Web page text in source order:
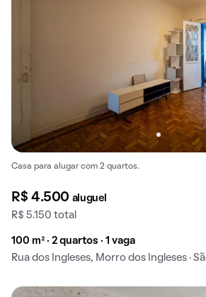
Casa para alugar com 2 quartos.
R$ 4.500 aluguel
R$ 5.150 total
100 m² · 2 quartos · 1 vaga
Rua dos Ingleses, Morro dos Ingleses ·